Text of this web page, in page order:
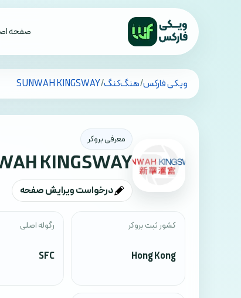
صفحه
تمام کشورهاویکی فارکس/هنگ‌کنگ/
SUNWAH KINGSWAY
معرفی بروکر
KINGSWAY
درخواست ویرایش صفحه
کشور ثبت بروکر
Hong Kong
رگوله اصلی
SFC